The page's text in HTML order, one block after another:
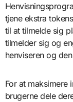
tjene ekstra
til at tilmelde sig
tilmelder sig og
henviseren og
For at maksimere
brugerne dele